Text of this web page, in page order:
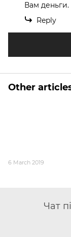
Вам деньги.
Reply
Other
6 March 2019
Чат